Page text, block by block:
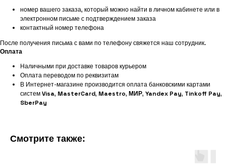
номер вашего заказа, который можно найти в личном кабинете или в
электронном письме с подтверждением заказа
контактный номер телефона
После получения письма с вами по телефону свяжется наш сотрудник.
Оплата
Наличными при доставке товаров курьером
Оплата переводом по реквизитам
В Интернет-магазине производится оплата банковскими картами
системVisa, MasterCard, Maestro, МИР, Yandex Pay, Tinkoff Pay,
SberPay
Смотрите также: